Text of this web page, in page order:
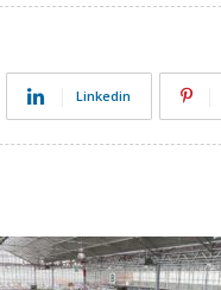
Linkedin